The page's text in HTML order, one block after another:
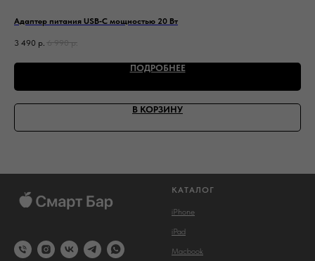
Адаптер питания USB‑C мощностью 20 Вт
3 490 р. 6 990 р.
ПОДРОБНЕЕ
В КОРЗИНУ
КАТАЛОГ
iPhone
iPad
Macbook